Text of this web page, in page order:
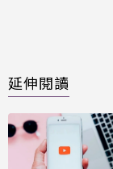
延伸閱讀